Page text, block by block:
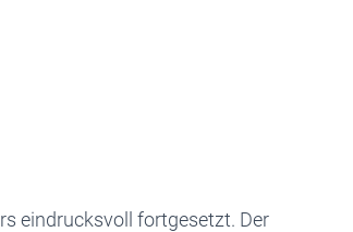
eindrucksvoll fortgesetzt. Der